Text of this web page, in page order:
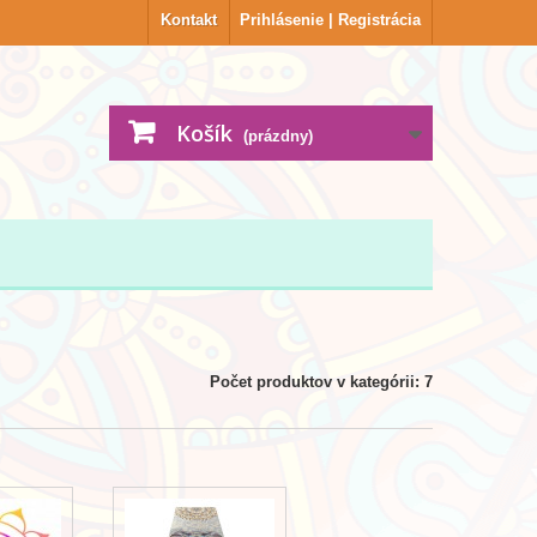
Prihlásenie | Registrácia
Kontakt
Košík (prázdny)
Počet produktov v kategórii: 7